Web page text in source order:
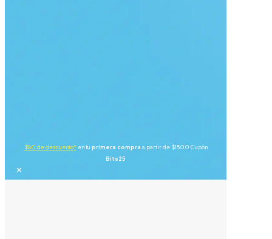
$80 de descuento* en tu primera compra a partir de $1500 Cupón
Bits25
✕